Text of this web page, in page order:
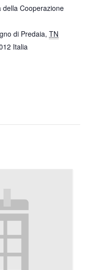
della Cooperazione
di Predaia, TN
Italia